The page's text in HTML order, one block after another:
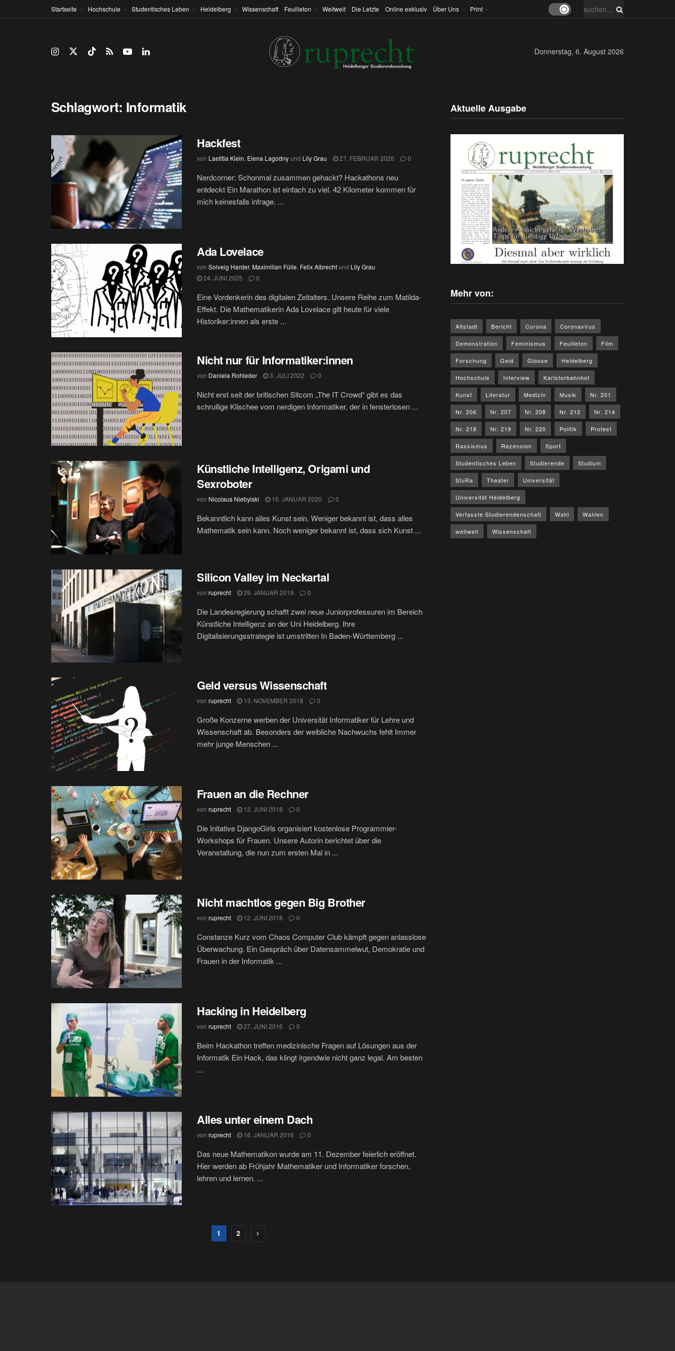
Startseite Hochschule Studentisches Leben Heidelberg Wissenschaft Feuilleton Weltweit Die Letzte Online exklusiv Über Uns Print
Donnerstag, 6. August 2026
Schlagwort: Informatik
Hackfest
von Laetitia Klein, Elena Lagodnyund Lily Grau 27. FEBRUAR 2026 0
Nerdcorner: Schonmal zusammen gehackt? Hackathons neu
entdeckt Ein Marathon ist einfach zu viel. 42 Kilometer kommen für
mich keinesfalls infrage. ...
Ada Lovelace
von Solveig Harder, Maximilian Fülle, Felix Albrechtund Lily Grau
24. JUNI 2025
0
Eine Vordenkerin des digitalen Zeitalters. Unsere Reihe zum Matilda-
Effekt. Die Mathematikerin Ada Lovelace gilt heute für viele
Historiker:innen als erste ...
Nicht nur für Informatiker:innen
von Daniela Rohleder 3. JULI 2022 0
Nicht erst seit der britischen Sitcom „The IT Crowd“ gibt es das
schrullige Klischee vom nerdigen Informatiker, der in fensterlosen ...
Künstliche Intelligenz, Origami und
Sexroboter
von Nicolaus Niebylski 15. JANUAR 2020 0
Bekanntlich kann alles Kunst sein. Weniger bekannt ist, dass alles
Mathematik sein kann. Noch weniger bekannt ist, dass sich Kunst ...
Silicon Valley im Neckartal
von ruprecht 29. JANUAR 2019 0
Die Landesregierung schafft zwei neue Juniorprofessuren im Bereich
Künstliche Intelligenz an der Uni Heidelberg. Ihre
Digitalisierungsstrategie ist umstritten In Baden-Württemberg ...
Geld versus Wissenschaft
von ruprecht 13. NOVEMBER 2018 0
Große Konzerne werben der Universität Informatiker für Lehre und
Wissenschaft ab. Besonders der weibliche Nachwuchs fehlt Immer
mehr junge Menschen ...
Frauen an die Rechner
von ruprecht 12. JUNI 2018 0
Die Initative DjangoGirls organisiert kostenlose Programmier-
Workshops für Frauen. Unsere Autorin berichtet über die
Veranstaltung, die nun zum ersten Mal in ...
Nicht machtlos gegen Big Brother
von ruprecht 12. JUNI 2018 0
Constanze Kurz vom Chaos Computer Club kämpft gegen anlasslose
Überwachung. Ein Gespräch über Datensammelwut, Demokratie und
Frauen in der Informatik ...
Hacking in Heidelberg
von ruprecht 27. JUNI 2016 0
Beim Hackathon treffen medizinische Fragen auf Lösungen aus der
Informatik Ein Hack, das klingt irgendwie nicht ganz legal. Am besten
...
Alles unter einem Dach
von ruprecht 16. JANUAR 2016 0
Das neue Mathematikon wurde am 11. Dezember feierlich eröffnet.
Hier werden ab Frühjahr Mathematiker und Informatiker forschen,
lehren und lernen. ...
1 2
Aktuelle Ausgabe
Mehr von:
Altstadt Bericht Corona Coronavirus
Demonstration Feminismus Feuilleton Film
Forschung Geld Glosse Heidelberg
Hochschule Interview Karlstorbahnhof
Kunst Literatur Medizin Musik Nr. 201
Nr. 206 Nr. 207 Nr. 208 Nr. 212 Nr. 214
Nr. 218 Nr. 219 Nr. 220 Politik Protest
Rassismus Rezension Sport
Studentisches Leben Studierende Studium
StuRa Theater Universität
Universität Heidelberg
Verfasste Studierendenschaft Wahl Wahlen
weltweit Wissenschaft